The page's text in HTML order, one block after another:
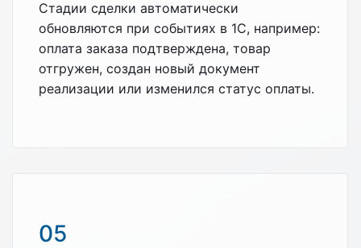
Стадии сделки автоматически
обновляются при событиях в 1С, например:
оплата заказа подтверждена, товар
отгружен, создан новый документ
реализации или изменился статус оплаты.
05